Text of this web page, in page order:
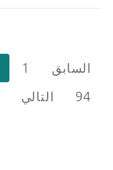
تعدد
صفحات
السابق 1
94
التالي